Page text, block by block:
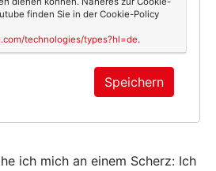
ich mich an einem Scherz: Ich
finden Sie in der Cookie-Policy
technologies/types?hl=de.
Speichern